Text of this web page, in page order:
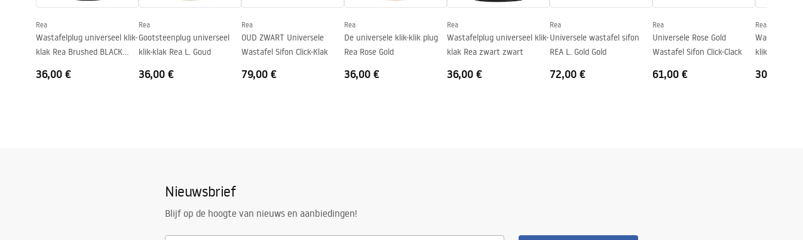
Kraangat
Nee
Overloopopening
Rea
Wastafelplug universeel klik-
klak Rea Brushed BLACK
36,00 €
Rea
Gootsteenplug universeel
klik-klak Rea L. Goud
36,00 €
Rea
OUD ZWART Universele
Wastafel Sifon Click-Klak
79,00 €
Rea
De universele klik-klik plug
Rea Rose Gold
36,00 €
Rea
Wastafelplug universeel klik-
klak Rea zwart zwart
36,00 €
Rea
Universele wastafel sifon
REA L. Gold Gold
72,00 €
Rea
Universele Rose Gold
Wastafel Sifon Click-Clack
61,00 €
Rea
klik-klak Rea
30,00 €
Nieuwsbrief
Blijf op de hoogte van nieuws en aanbiedingen!